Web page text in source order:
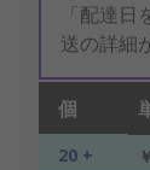
「配達
送の詳細
個
20 +